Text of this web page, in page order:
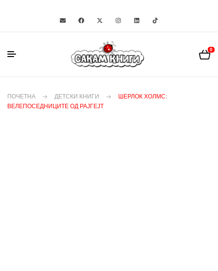
0
ПОЧЕТНА ДЕТСКИ КНИГИ
ШЕРЛОК ХОЛМС:
ВЕЛЕПОСЕДНИЦИТЕ ОД РАЈГЕЈТ